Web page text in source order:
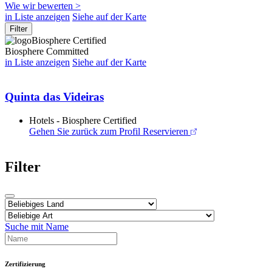
Wie wir bewerten >
in Liste anzeigen Siehe auf der Karte
Filter
Biosphere Certified
Biosphere Committed
in Liste anzeigen Siehe auf der Karte
Quinta das Videiras
Hotels - Biosphere Certified
Gehen Sie zurück zum Profil Reservieren
Filter
Suche mit Name
Zertifizierung